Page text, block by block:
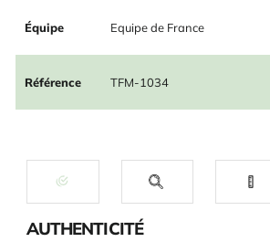
Équipe Equipe de France
Référence TFM-1034
AUTHENTICITÉ